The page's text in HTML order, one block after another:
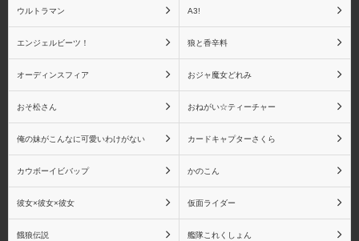
悲鳴嶼 行冥
猗窩座
鬼滅の刃 バンプレスト
シリーズ
ウルトラマン A3!
エンジェルビーツ！ 狼と香辛料
オーディンスフィア おジャ魔女どれみ
おそ松さん おねがい☆ティーチャー
俺の妹がこんなに可愛いわけがない カードキャプターさくら
カウボーイビバップ かのこん
彼女×彼女×彼女 仮面ライダー
餓狼伝説 艦隊これくしょん